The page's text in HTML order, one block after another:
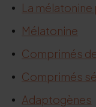
La
Mélatonine
Comprimés
Comprimés
Adaptogènes